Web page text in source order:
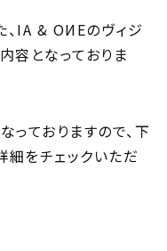
IA & OИEのヴィジ
容となっておりま
っておりますので、下
をチェックいただ